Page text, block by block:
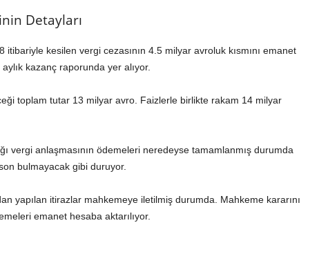
Detayları
kesilen vergi cezasının 4.5 milyar avroluk kısmını emanet
kazanç raporunda yer alıyor.
toplam tutar 13 milyar avro. Faizlerle birlikte rakam 14 milyar
vergi anlaşmasının ödemeleri neredeyse tamamlanmış durumda
bulmayacak gibi duruyor.
yapılan itirazlar mahkemeye iletilmiş durumda. Mahkeme kararını
emanet hesaba aktarılıyor.